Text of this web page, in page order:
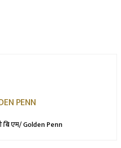
PENN
बि एम/ Golden Penn